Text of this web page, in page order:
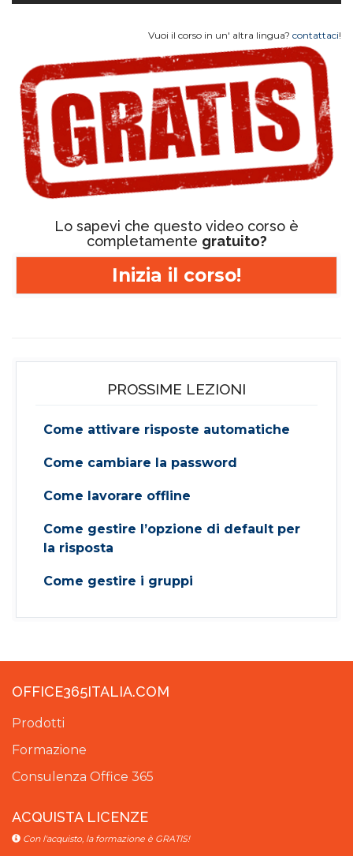
Vuoi il corso in un' altra lingua? contattaci!
Lo sapevi che questo video corso è
completamente gratuito?
Inizia il corso!
PROSSIME LEZIONI
Come attivare risposte automatiche
Come cambiare la password
Come lavorare offline
Come gestire l’opzione di default per
la risposta
Come gestire i gruppi
OFFICE365ITALIA.COM
Prodotti
Formazione
Consulenza Office 365
ACQUISTA LICENZE
Con l'acquisto, la formazione è GRATIS!